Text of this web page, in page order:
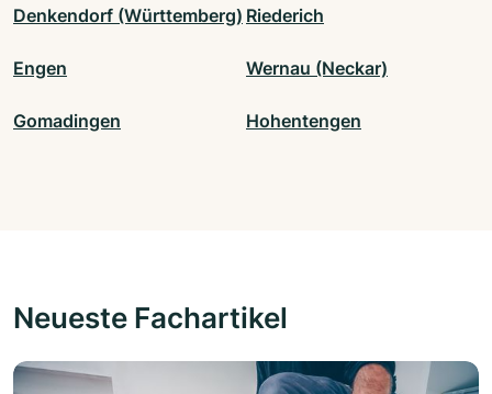
Denkendorf (Württemberg) Riederich
Engen Wernau (Neckar)
Gomadingen Hohentengen
Neueste Fachartikel